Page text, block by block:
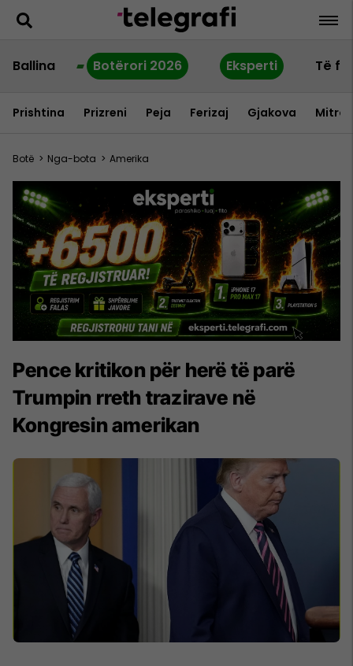
Ballina Botërori 2026 Eksperti Të
Prishtina Prizreni Peja Ferizaj Gjakova
Botë > Nga-bota > Amerika
Pence kritikon për herë të parë
Trumpin rreth trazirave në
Kongresin amerikan